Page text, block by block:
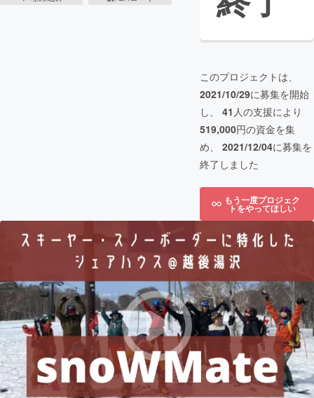
このプロジェクトは、
2021/10/29に募集を開始
し、 41 人の支援により
519,000円の資金を集
め、 2021/12/04に募集を
終了しました
もう一度プロジェク
トをやってほしい